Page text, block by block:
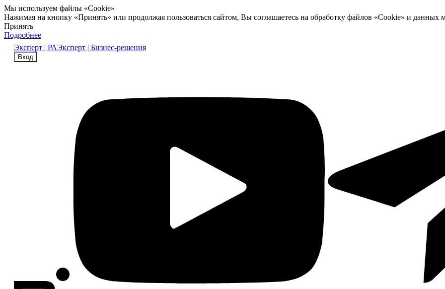
Мы используем файлы «Cookie»
Нажимая на кнопку «Принять» или продолжая пользоваться сайтом, Вы соглашаетесь на обработку файлов «Cookie» и данных
Принять
Подробнее
Эксперт | РАЭксперт | Бизнес-решения
Вход